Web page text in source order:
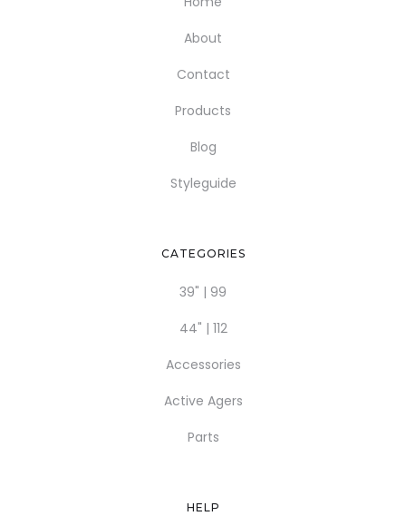
About
Contact
Products
Blog
Styleguide
CATEGORIES
39" | 99
44" | 112
Accessories
Active Agers
Parts
HELP